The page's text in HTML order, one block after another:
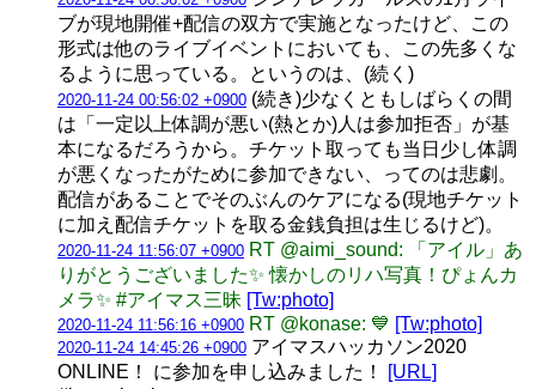
ブが現地開催+配信の双方で実施となったけど、この
形式は他のライブイベントにおいても、この先多くな
るように思っている。というのは、(続く)
2020-11-24 00:56:02 +0900 (続き)少なくともしばらくの間
は「一定以上体調が悪い(熱とか)人は参加拒否」が基
本になるだろうから。チケット取っても当日少し体調
が悪くなったがために参加できない、ってのは悲劇。
配信があることでそのぶんのケアになる(現地チケット
に加え配信チケットを取る金銭負担は生じるけど)。
2020-11-24 11:56:07 +0900 RT @aimi_sound: 「アイル」あ
りがとうございました✨ 懐かしのリハ写真！ぴょんカ
メラ✨ #アイマス三昧 [Tw:photo]
2020-11-24 11:56:16 +0900 RT @konase: 💙 [Tw:photo]
2020-11-24 14:45:26 +0900 アイマスハッカソン2020
ONLINE！ に参加を申し込みました！
[URL]